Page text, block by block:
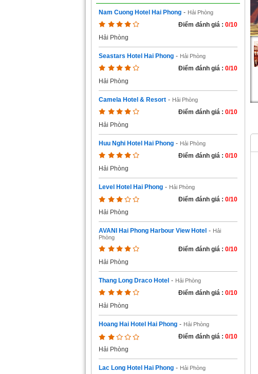
Nam Cuong Hotel Hai Phong - Hải Phòng
Điểm đánh giá : 0/10
Hải Phòng
Seastars Hotel Hai Phong - Hải Phòng
Điểm đánh giá : 0/10
Hải Phòng
Camela Hotel & Resort - Hải Phòng
Điểm đánh giá : 0/10
Hải Phòng
Huu Nghi Hotel Hai Phong - Hải Phòng
Điểm đánh giá : 0/10
Hải Phòng
Level Hotel Hai Phong - Hải Phòng
Điểm đánh giá : 0/10
Hải Phòng
AVANI Hai Phong Harbour View Hotel - Hải
Phòng
Điểm đánh giá : 0/10
Hải Phòng
Thang Long Draco Hotel - Hải Phòng
Điểm đánh giá : 0/10
Hải Phòng
Hoang Hai Hotel Hai Phong - Hải Phòng
Điểm đánh giá : 0/10
Hải Phòng
Lac Long Hotel Hai Phong - Hải Phòng